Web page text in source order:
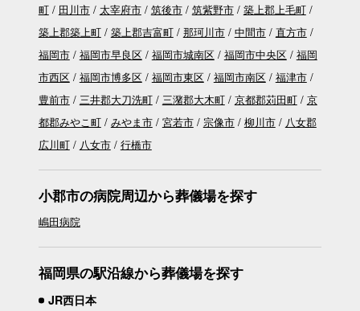
町
田川市 太宰府市 筑後市 筑紫野市
築上郡上毛町
築上郡築上町
築上郡吉富町 那珂川市 中間市
直方市
福岡市
福岡市早良区 福岡市城南区 福岡市中央区
福岡
市西区
福岡市博多区 福岡市東区 福岡市南区
福津市
豊前市
三井郡大刀洗町 三潴郡大木町 京都郡苅田町
京
都郡みやこ町
みやま市 宮若市 宗像市 柳川市
八女郡
広川町
八女市 行橋市
小郡市の病院周辺から葬儀場を探す
嶋田病院
福岡県の駅沿線から葬儀場を探す
JR西日本